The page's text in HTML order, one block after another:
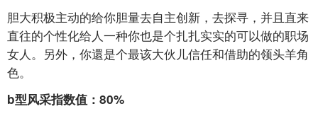
胆大积极主动的给你胆量去自主创新，去探寻，并且直来
直往的个性化给人一种你也是个扎扎实实的可以做的职场
女人。另外，你還是个最该大伙儿信任和借助的领头羊角
色。
b型风采指数值：80%